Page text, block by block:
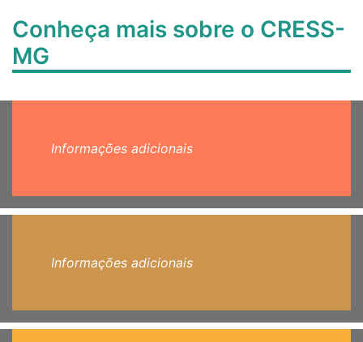
Conheça mais sobre o CRESS-
MG
Informações adicionais
Informações adicionais